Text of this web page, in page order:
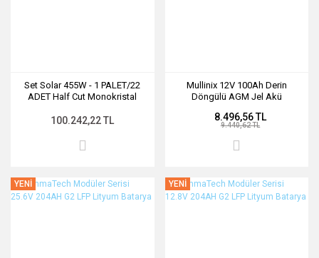
Set Solar 455W - 1 PALET/22
ADET Half Cut Monokristal
100.242,22 TL
Mullinix 12V 100Ah Derin
Döngülü AGM Jel Akü
8.496,56 TL
9.440,62 TL
YENİ YENİ